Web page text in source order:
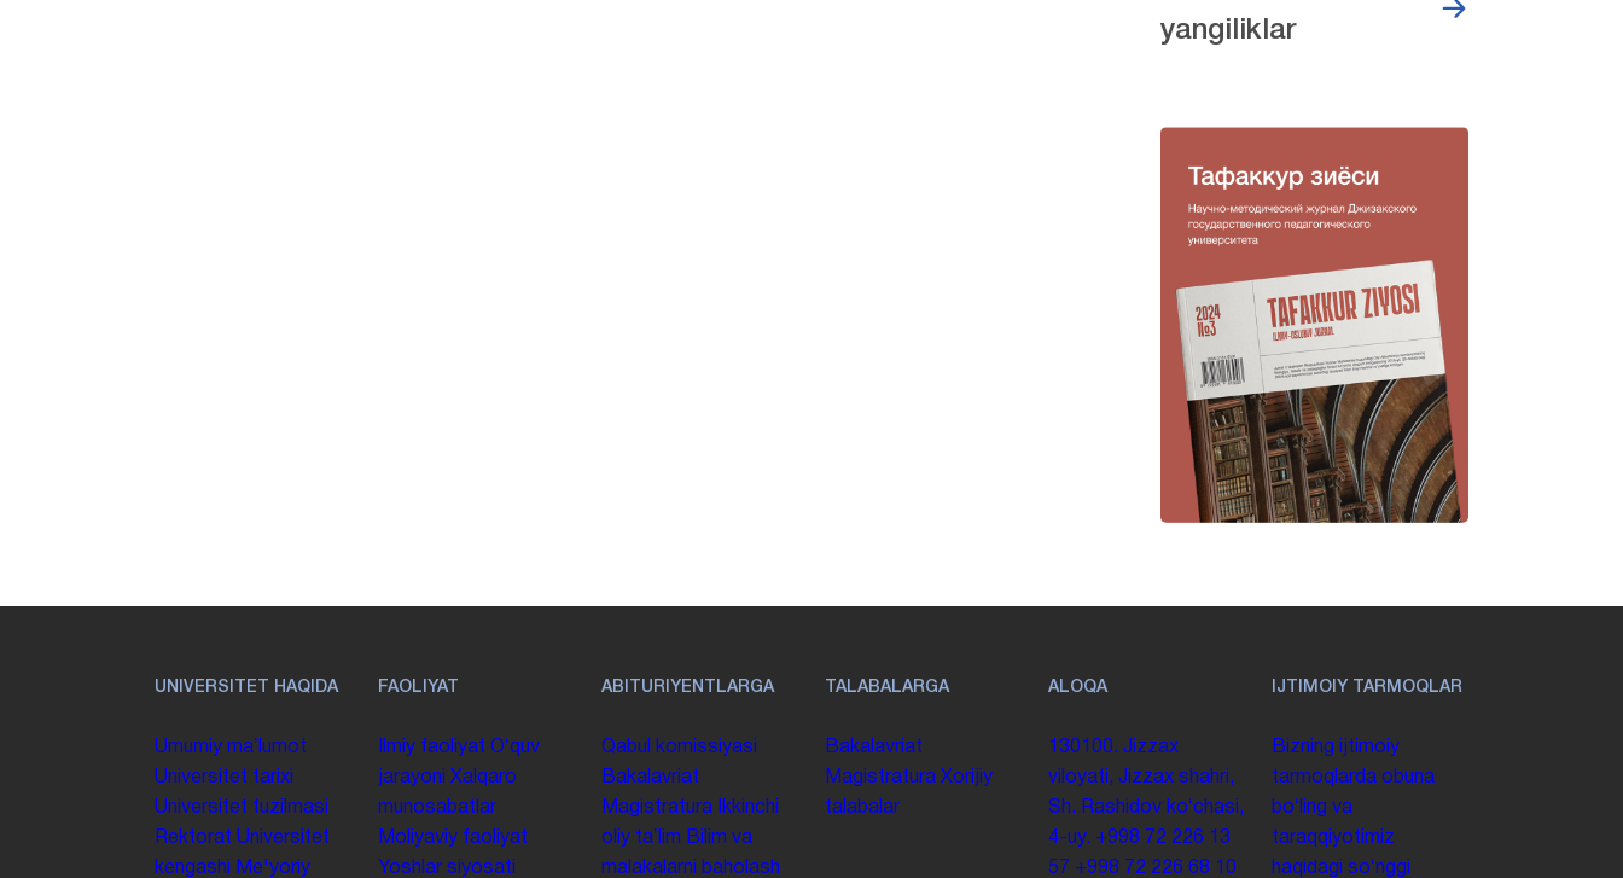
yangiliklar
UNIVERSITET HAQIDA
Umumiy maʼlumot
Universitet tarixi
Universitet tuzilmasi
Rektorat Universitet
kengashi
Me'yoriy
FAOLIYAT
Ilmiy faoliyat Oʻquv
jarayoni Xalqaro
munosabatlar
Moliyaviy faoliyat
Yoshlar siyosati
ABITURIYENTLARGA
Qabul komissiyasi
Bakalavriat
Magistratura
Ikkinchi
oliy taʼlim Bilim va
malakalarni baholash
TALABALARGA
Bakalavriat
Magistratura Xorijiy
talabalar
ALOQA
130100. Jizzax
viloyati, Jizzax shahri,
Sh. Rashidov koʻchasi,
4-uy. +998 72 226 13
57 +998 72 226 68 10
IJTIMOIY TARMOQLAR
Bizning ijtimoiy
tarmoqlarda obuna
boʻling va
taraqqiyotimiz
haqidagi soʻnggi